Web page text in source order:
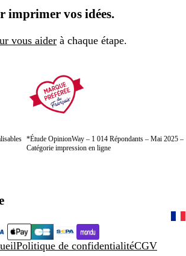
lalala
imprimer vos idées.
vous aider à chaque étape.
*Étude OpinionWay – 1 014 Répondants – Mai 2025 –
Catégorie impression en ligne
Politique de confidentialitéCGV